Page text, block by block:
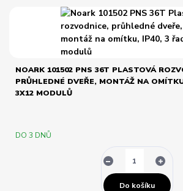
NOARK 101502 PNS 36T PLASTOVÁ
PRŮHLEDNÉ DVEŘE, MONTÁŽ NA
3X12 MODULŮ
DO 3 DNŮ
Do košíku